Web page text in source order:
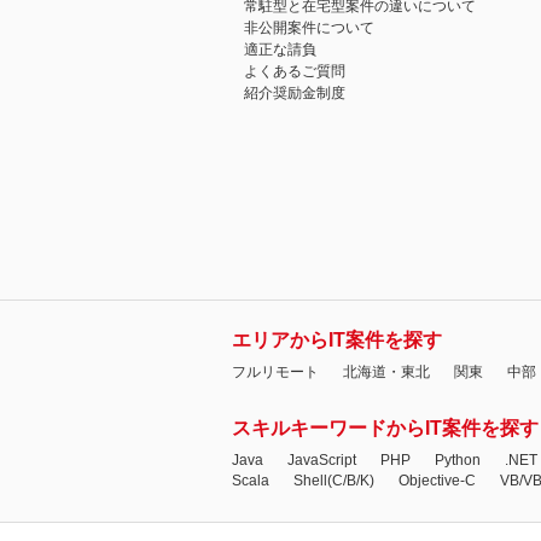
常駐型と在宅型案件の違いについて
非公開案件について
適正な請負
よくあるご質問
紹介奨励金制度
エリアからIT案件を探す
フルリモート 北海道・東北 関東 中部
スキルキーワードからIT案件を探す
Java JavaScript PHP Python
.NET
Scala
Shell(C/B/K) Objective-C VB/